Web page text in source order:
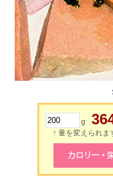
g
↑ 量を変えられま